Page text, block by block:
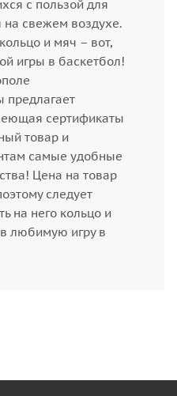
с пользой для
на свежем воздухе.
и мяч – вот,
игры в баскетбол!
предлагает
сертификаты
товар и
самые удобные
Цена на товар
следует
на него кольцо и
любимую игру в